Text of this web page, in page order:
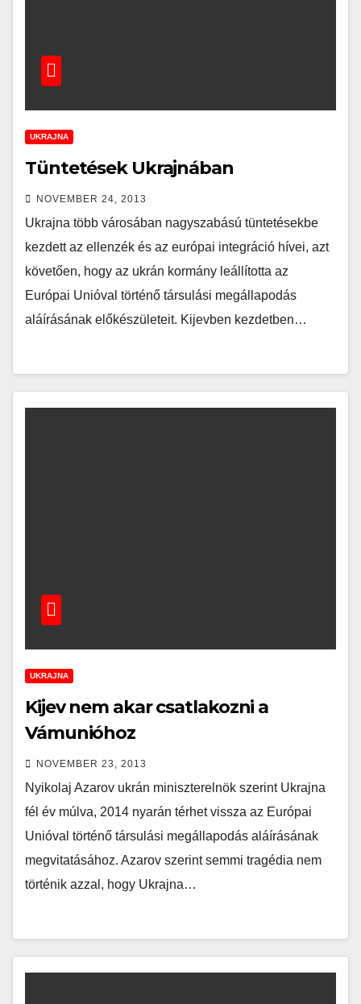
UKRAJNA
Tüntetések Ukrajnában
NOVEMBER 24, 2013
Ukrajna több városában nagyszabású tüntetésekbe
kezdett az ellenzék és az európai integráció hívei, azt
követően, hogy az ukrán kormány leállította az
Európai Unióval történő társulási megállapodás
aláírásának előkészületeit. Kijevben kezdetben…
UKRAJNA
Kijev nem akar csatlakozni a
Vámunióhoz
NOVEMBER 23, 2013
Nyikolaj Azarov ukrán miniszterelnök szerint Ukrajna
fél év múlva, 2014 nyarán térhet vissza az Európai
Unióval történő társulási megállapodás aláírásának
megvitatásához. Azarov szerint semmi tragédia nem
történik azzal, hogy Ukrajna…